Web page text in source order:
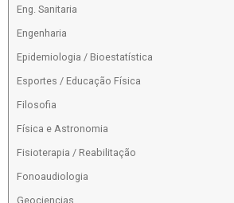
Eng. Sanitaria
Engenharia
Epidemiologia / Bioestatística
Esportes / Educação Física
Filosofia
Física e Astronomia
Fisioterapia / Reabilitação
Fonoaudiologia
Geociencias